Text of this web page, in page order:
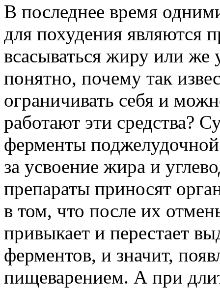
В последнее время
для похудения являются
всасываться жиру или же
понятно, почему так
ограничивать себя и
работают эти средства?
ферменты
за усвоение жира и
препараты приносят
в том, что после их
привыкает и перестает
ферментов, и значит,
пищеварением. А при